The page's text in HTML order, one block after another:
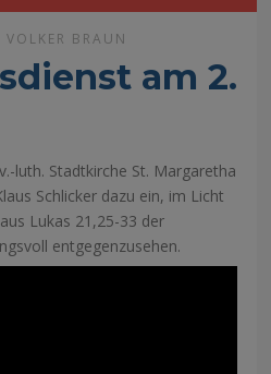
VOLKER BRAUN
am 2.
luth. Stadtkirche St. Margaretha
Schlicker dazu ein, im Licht
Lukas 21,25-33 der
entgegenzusehen.